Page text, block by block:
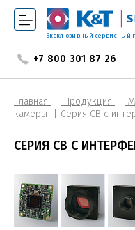
Эксклюзивный сервисный
+7 800 301 87 26
Главная Продукция
камеры
Серия CB с
СЕРИЯ CB С